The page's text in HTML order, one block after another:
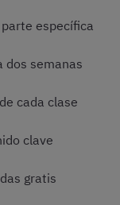
específica
dos semanas
cada clase
clave
gratis